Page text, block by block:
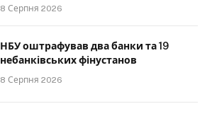
8 Серпня 2026
НБУ оштрафував два банки та 19
небанківських фінустанов
8 Серпня 2026